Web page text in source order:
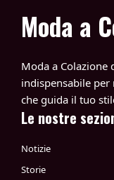
Moda a
Moda a Colazione
indispensabile
che guida il tuo
Le nostre
Notizie
Storie